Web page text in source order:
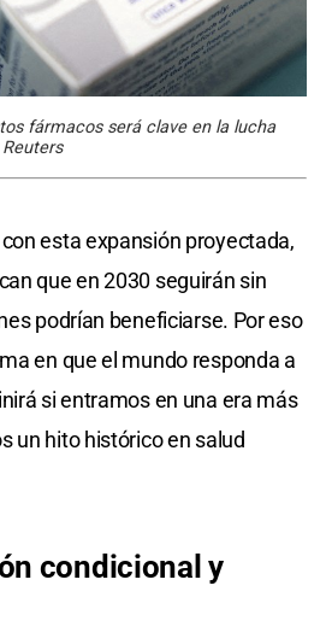
fármacos será clave en la lucha
esta expansión proyectada,
que en 2030 seguirán sin
podrían beneficiarse. Por eso
en que el mundo responda a
si entramos en una era más
un hito histórico en salud
condicional y